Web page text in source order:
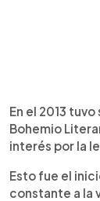
En el 2013
Bohemio
interés por la
Esto fue el
constante a la